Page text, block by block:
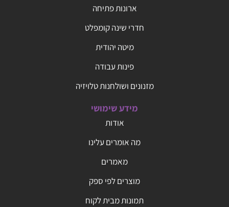
ארונות פתיחה
חדרי שינה קומפלט
מיטה יהודית
פינות עבודה
מזנונים ושולחנות טלויזיה
מידע שימושי
אודות
מה אומרים עלינו
מאמרים
מוצרים לפי ספק
תמונות מבית לקוח